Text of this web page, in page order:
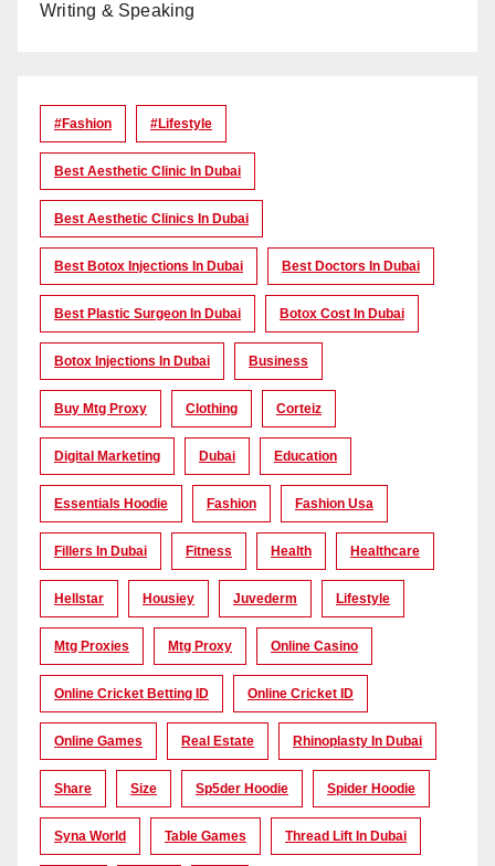
Writing & Speaking
#Fashion #lifestyle
Best Aesthetic Clinic In Dubai
Best Aesthetic Clinics In Dubai
Best Botox Injections In Dubai Best Doctors In Dubai
Best Plastic Surgeon In Dubai Botox Cost In Dubai
Botox Injections In Dubai Business
Buy Mtg Proxy Clothing Corteiz
Digital Marketing Dubai Education
Essentials Hoodie Fashion Fashion Usa
Fillers In Dubai Fitness Health Healthcare
Hellstar Housiey Juvederm Lifestyle
Mtg Proxies Mtg Proxy Online Casino
Online Cricket Betting ID Online Cricket ID
Online Games Real Estate Rhinoplasty In Dubai
Share Size Sp5der Hoodie Spider Hoodie
Syna World Table Games Thread Lift In Dubai